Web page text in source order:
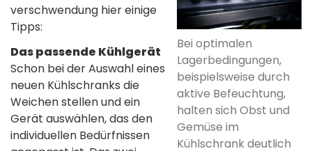
Bei optimalen
Lagerbedingungen,
beispielsweise durch
aktive Befeuchtung,
halten sich Obst und
Gemüse im
Kühlschrank deutlich
verschwendung hier einige
Tipps:
Das passende Kühlgerät
Schon bei der Auswahl eines
neuen Kühlschranks die
Weichen stellen und ein
Gerät auswählen, das den
individuellen Bedürfnissen